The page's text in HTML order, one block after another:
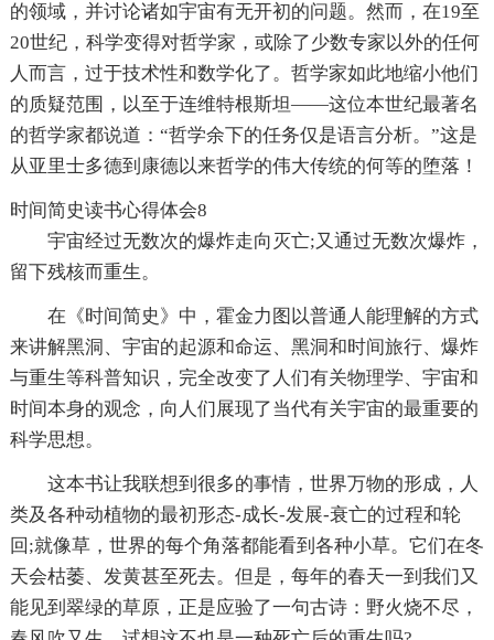
的领域，并讨论诸如宇宙有无开初的问题。然而，在19至
20世纪，科学变得对哲学家，或除了少数专家以外的任何
人而言，过于技术性和数学化了。哲学家如此地缩小他们
的质疑范围，以至于连维特根斯坦——这位本世纪最著名
的哲学家都说道：“哲学余下的任务仅是语言分析。”这是
从亚里士多德到康德以来哲学的伟大传统的何等的堕落！
时间简史读书心得体会8
宇宙经过无数次的爆炸走向灭亡;又通过无数次爆炸，
留下残核而重生。
在《时间简史》中，霍金力图以普通人能理解的方式
来讲解黑洞、宇宙的起源和命运、黑洞和时间旅行、爆炸
与重生等科普知识，完全改变了人们有关物理学、宇宙和
时间本身的观念，向人们展现了当代有关宇宙的最重要的
科学思想。
这本书让我联想到很多的事情，世界万物的形成，人
类及各种动植物的最初形态-成长-发展-衰亡的过程和轮
回;就像草，世界的每个角落都能看到各种小草。它们在冬
天会枯萎、发黄甚至死去。但是，每年的春天一到我们又
能见到翠绿的草原，正是应验了一句古诗：野火烧不尽，